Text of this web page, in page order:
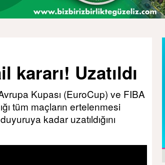
Uzatıldı
Kupası (EuroCup) ve FIBA
tüm maçların ertelenmesi
kadar uzatıldığını